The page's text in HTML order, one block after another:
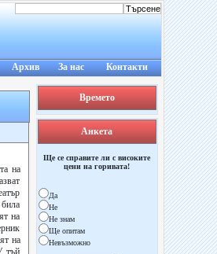
Архив За нас Контакти
на
на
на
тъй
Времето
Анкета
Ще се справите ли с високите
цени на горивата!
Да
Не
Не знам
Ще опитам
Невъзможно